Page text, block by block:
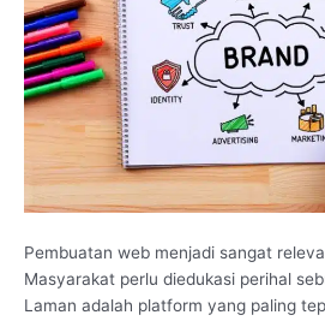
Pembuatan web menjadi sangat
Masyarakat perlu diedukasi perihal
Laman adalah platform yang paling